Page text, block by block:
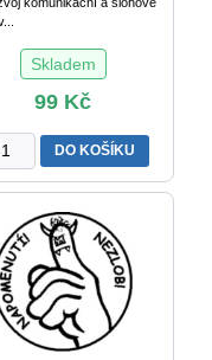
Skladem
99 Kč
DO KOŠÍKU